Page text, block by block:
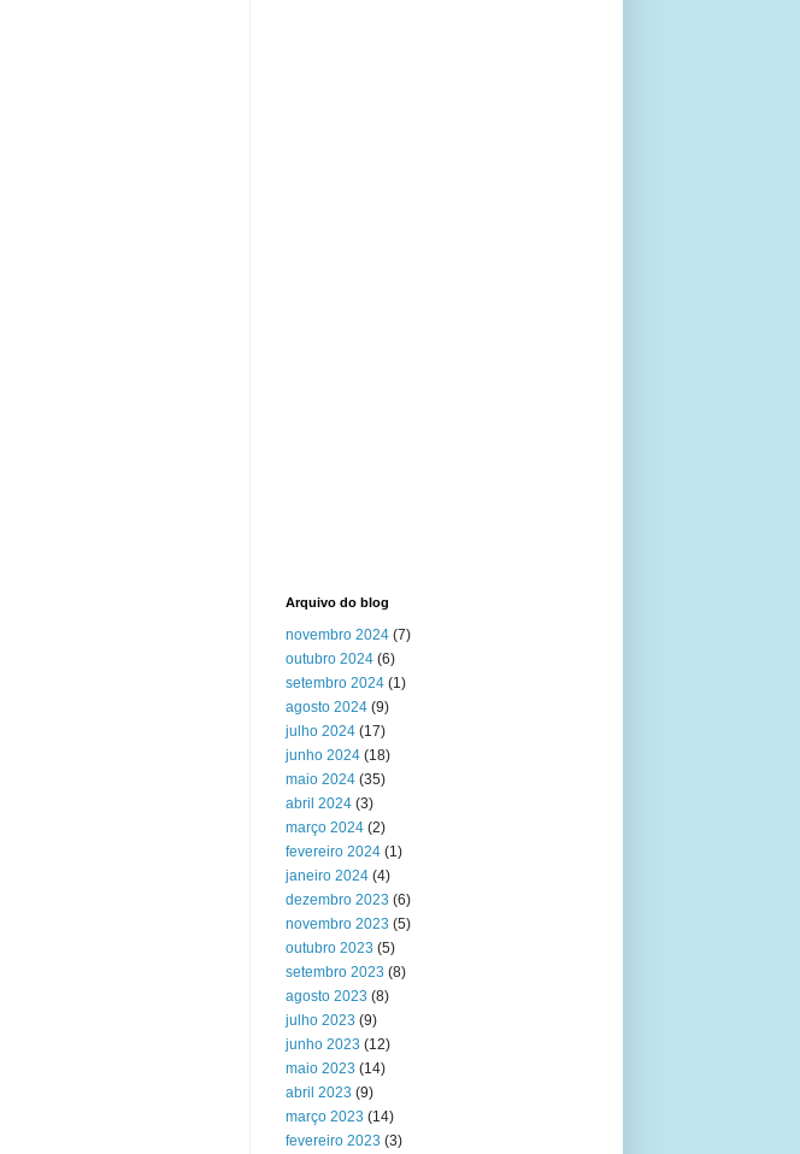
Arquivo do blog
novembro 2024 (7)
outubro 2024 (6)
setembro 2024 (1)
agosto 2024 (9)
julho 2024 (17)
junho 2024 (18)
maio 2024 (35)
abril 2024 (3)
março 2024 (2)
fevereiro 2024 (1)
janeiro 2024 (4)
dezembro 2023 (6)
novembro 2023 (5)
outubro 2023 (5)
setembro 2023 (8)
agosto 2023 (8)
julho 2023 (9)
junho 2023 (12)
maio 2023 (14)
abril 2023 (9)
março 2023 (14)
fevereiro 2023 (3)